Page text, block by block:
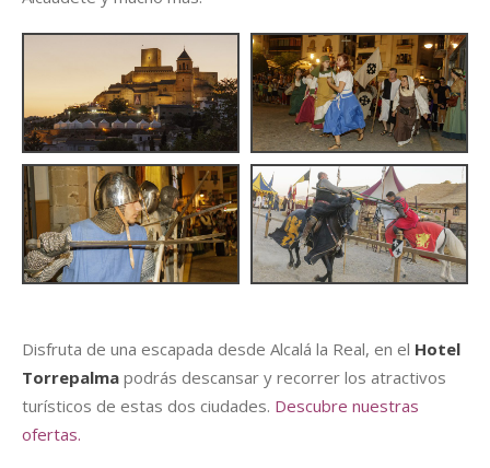
Disfruta de una escapada desde Alcalá la Real, en el Hotel
Torrepalma podrás descansar y recorrer los atractivos
turísticos de estas dos ciudades. Descubre nuestras
ofertas.